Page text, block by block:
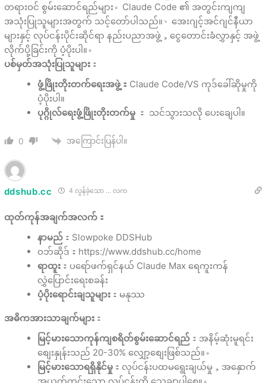
တရားဝင် စွမ်းဆောင်ရည်များ。Claude Code ၏ အတွင်းကျကျ
အသုံးပြုသူများအတွက် သင့်တော်ပါသည်။、အေးဂျင့်အင်ဂျင်နီယာ
များနှင့် လုပ်ငန်းပိုင်းဆိုင်ရာ နည်းပညာအဖွဲ့，ငွေတောင်းခံလွှာနှင့် အဖွဲ့
လိုက်ပို့ခြင်းကို ပံ့ပိုးပါ။。
ပစ်မှတ်အသုံးပြုသူများ：
ဖွံ့ဖြိုးတိုးတက်ရေးအဖွဲ့： Claude Code/VS ကုဒ်ခေါ်ဆိုမှုကို
ပံ့ပိုးပါ။
ပုဂ္ဂိုလ်ရေးဖွံ့ဖြိုးတိုးတက်မှု： သင်သွားသလို ပေးချေပါ။
0 အကြောင်းပြန်ပါ။
ddshub.cc 4 လွန်ခဲ့သော ... လက
ထုတ်ကုန်အချက်အလက်：
နာမည်：Slowpoke DDSHub
ဝဘ်ဆိုဒ်：https://www.ddshub.cc/home
ရာထူး：ပရော်ဖက်ရှင်နယ် Claude Max ရေကူးကန်
လွှဲပြောင်းရေးစခန်း
ပံ့ပိုးရောင်းချသူများ：မနုဿ
အဓိကအားသာချက်များ：
မြင့်မားသောကုန်ကျစရိတ်စွမ်းဆောင်ရည်：အနိမ့်ဆုံးမူရင်း
စျေးနှုန်းသည် 20-30% လျှော့စျေးဖြစ်သည်။。
မြင့်မားသောရရှိနိုင်မှု：လုပ်ငန်းပထမရွေးချယ်မှု，အနှောက်